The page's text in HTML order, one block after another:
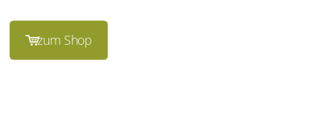
zum Shop